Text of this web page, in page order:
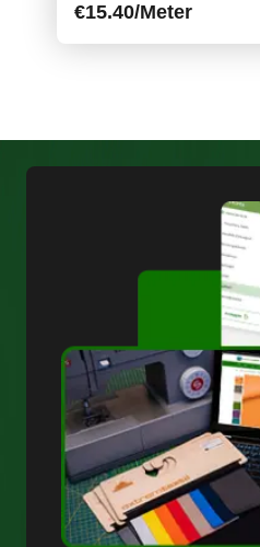
€15.40/Meter